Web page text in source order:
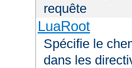
requête
LuaRoot
Spécifie le
dans les